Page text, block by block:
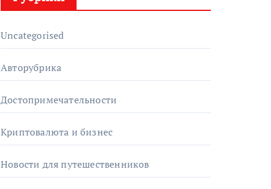
Uncategorised
Авторубрика
Достопримечательности
Криптовалюта и бизнес
Новости для путешественников